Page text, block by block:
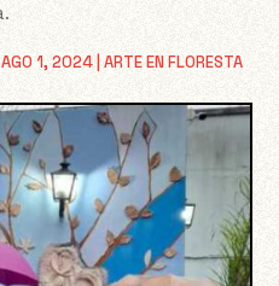
|AGO 1, 2024 |ARTE EN FLORESTA